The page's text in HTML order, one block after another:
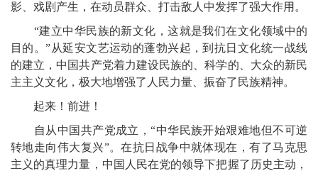
影、戏剧产生，在动员群众、打击敌人中发挥了强大作用。
“建立中华民族的新文化，这就是我们在文化领域中的
目的。”从延安文艺运动的蓬勃兴起，到抗日文化统一战线
的建立，中国共产党着力建设民族的、科学的、大众的新民
主主义文化，极大地增强了人民力量、振奋了民族精神。
起来！前进！
自从中国共产党成立，“中华民族开始艰难地但不可逆
转地走向伟大复兴”。在抗日战争中就体现在，有了马克思
主义的真理力量，中国人民在党的领导下把握了历史主动，